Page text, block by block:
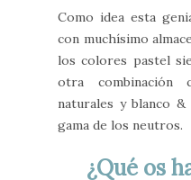
Como idea esta
con muchísimo
los colores pastel
otra combinación
naturales y blanco
gama de los neutros.
¿Qué os